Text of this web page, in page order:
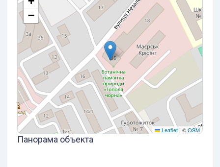
−
Leaflet | ©OSM
Панорама объекта